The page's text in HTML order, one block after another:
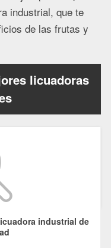
industrial, que te
de las frutas y
licuadoras
industrial de